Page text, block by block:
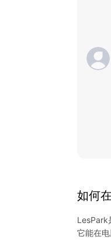
如何
LesPark
它能在